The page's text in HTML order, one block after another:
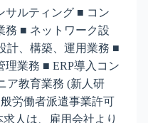
サルティング ■ コン
務 ■ ネットワーク設
計、構築、運用業務 ■
理業務 ■ ERP導入コン
ア教育業務 (新人研
労働者派遣事業許可
求人は、雇用会社より